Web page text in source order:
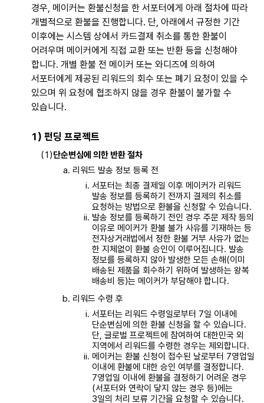
경우, 메이커는 환불신청을 한 서포터에게 아래 절차에 따라
개별적으로 환불을 진행합니다. 단, 아래에서 규정한 기간
이후에는 시스템 상에서 카드결제 취소를 통한 환불이
어려우며 메이커에게 직접 교환 또는 반환 등을 신청해야
합니다. 개별 환불 전 메이커 또는 와디즈에 의하여
서포터에게 제공된 리워드의 회수 또는 폐기 요청이 있을 수
있으며 위 요청에 협조하지 않을 경우 환불이 불가할 수
있습니다.
1) 펀딩 프로젝트
단순변심에 의한 반환 절차
리워드 발송 정보 등록 전
서포터는 최종 결제일 이후 메이커가 리워드
발송 정보를 등록하기 전까지 결제의 취소를
요청하는 방법으로 환불을 신청할 수 있습니다.
발송 정보를 등록하기 전인 경우 주문 제작 등의
이유로 메이커가 환불 불가 사유를 기재하는 등
전자상거래법에서 정한 환불 거부 사유가 없는
한 지체없이 환불 승인이 이루어집니다. 발송
정보를 등록하지 않아 발생한 모든 손해(이미
배송된 제품을 회수하기 위하여 발생하는 왕복
배송비 등)는 메이커가 부담해야 합니다.
리워드 수령 후
서포터는 리워드 수령일로부터 7일 이내에
단순변심에 의한 환불 신청을 할 수 있습니다.
단, 글로벌 프로젝트에 참여하여 대한민국 외
지역에서 리워드를 수령한 경우는 제외합니다.
메이커는 환불 신청이 접수된 날로부터 7영업일
이내에 환불에 대한 승인 여부를 결정합니다.
7영업일 이내에 환불을 결정하기 어려운 경우
(서포터와 연락이 닿지 않는 경우 등)에는
3일의 처리 보류 기간을 요청할 수 있습니다.